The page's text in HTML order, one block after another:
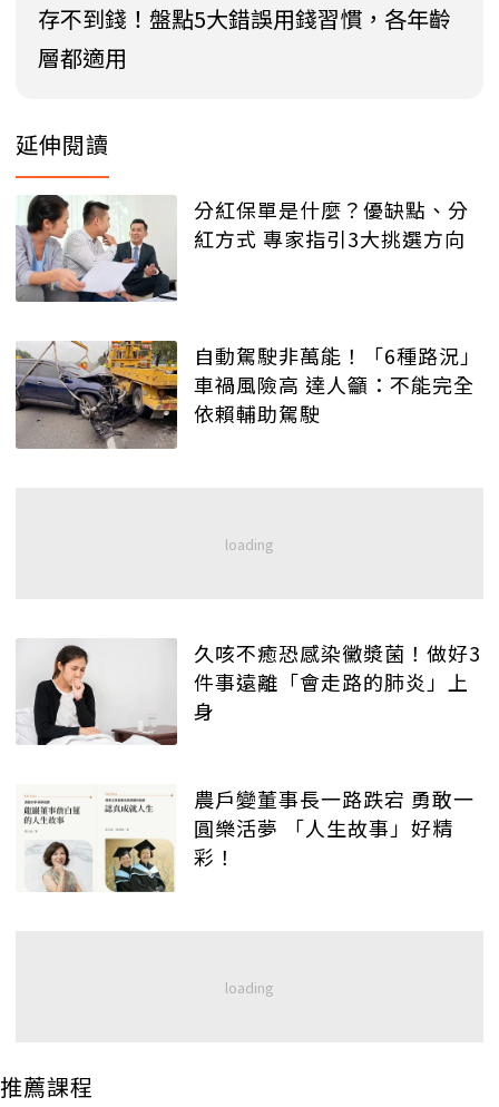
存不到錢！盤點5大錯誤用錢習慣，各年齡
層都適用
延伸閱讀
分紅保單是什麼？優缺點、分
紅方式 專家指引3大挑選方向
自動駕駛非萬能！「6種路況」
車禍風險高 達人籲：不能完全
依賴輔助駕駛
久咳不癒恐感染黴漿菌！做好3
件事遠離「會走路的肺炎」上
身
農戶變董事長一路跌宕 勇敢一
圓樂活夢 「人生故事」好精
彩！
推薦課程